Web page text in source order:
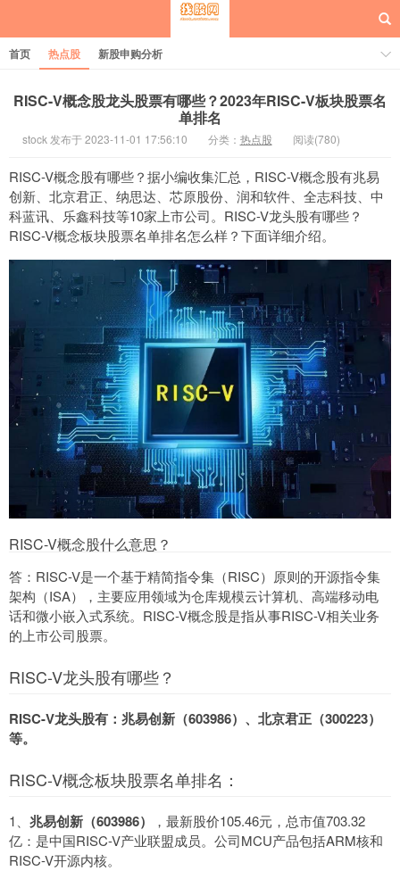
每日概念股
首页 热点股 新股申购分析
RISC-V概念股龙头股票有哪些？2023年RISC-V板块股票名
单排名
stock 发布于 2023-11-01 17:56:10 分类： 热点股 阅读(780)
RISC-V概念股有哪些？据小编收集汇总，RISC-V概念股有兆易
创新、北京君正、纳思达、芯原股份、润和软件、全志科技、中
科蓝讯、乐鑫科技等10家上市公司。RISC-V龙头股有哪些？
RISC-V概念板块股票名单排名怎么样？下面详细介绍。
RISC-V概念股什么意思？
答：RISC-V是一个基于精简指令集（RISC）原则的开源指令集
架构（ISA），主要应用领域为仓库规模云计算机、高端移动电
话和微小嵌入式系统。RISC-V概念股是指从事RISC-V相关业务
的上市公司股票。
RISC-V龙头股有哪些？
RISC-V龙头股有：兆易创新（603986）、北京君正（300223）
等。
RISC-V概念板块股票名单排名：
1、 兆易创新（603986）
，最新股价105.46元，总市值703.32
亿：是中国RISC-V产业联盟成员。公司MCU产品包括ARM核和
RISC-V开源内核。